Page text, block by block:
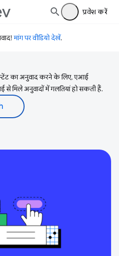
प्रवेश करें
मांग पर वीडियो देखें.
का अनुवाद करने के लिए, एआई
से मिले अनुवादों में गलतियां हो सकती हैं.